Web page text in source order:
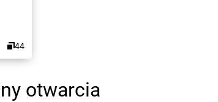
44
otwarcia